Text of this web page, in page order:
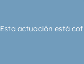
Esta actuación está